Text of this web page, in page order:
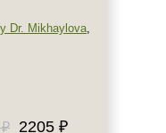
Dr. Mikhaylova,
2205 ₽